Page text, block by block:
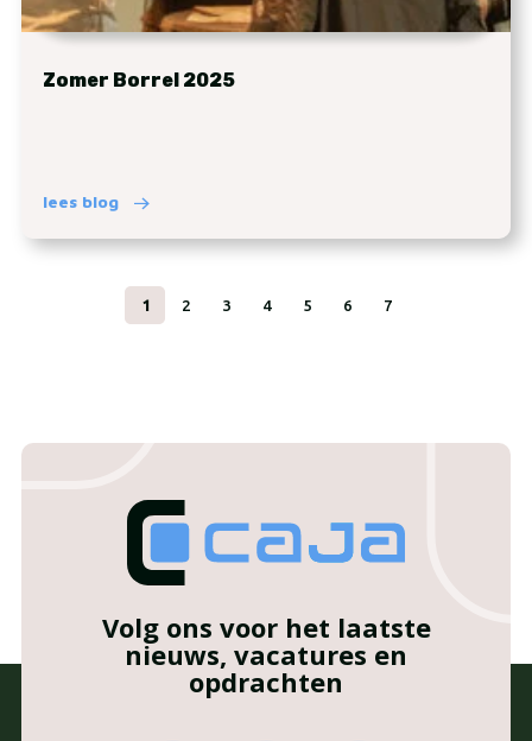
Zomer Borrel 2025
lees blog
1 2 3 4 5 6 7
Volg ons voor het laatste
nieuws, vacatures en
opdrachten